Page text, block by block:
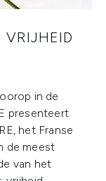
VRIJHEID
in de
presenteert
het Franse
de meest
van het